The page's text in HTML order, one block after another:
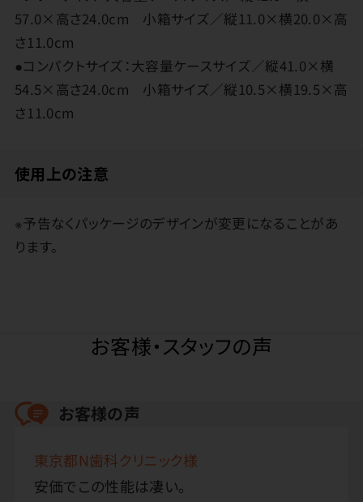
57.0×高さ24.0cm 小箱サイズ／縦11.0×横20.0×高
さ11.0cm
●コンパクトサイズ：大容量ケースサイズ／縦41.0×横
54.5×高さ24.0cm 小箱サイズ／縦10.5×横19.5×高
さ11.0cm
使用上の注意
※予告なくパッケージのデザインが変更になることがあ
ります。
お客様・スタッフの声
お客様の声
東京都N歯科クリニック様
安価でこの性能は凄い。